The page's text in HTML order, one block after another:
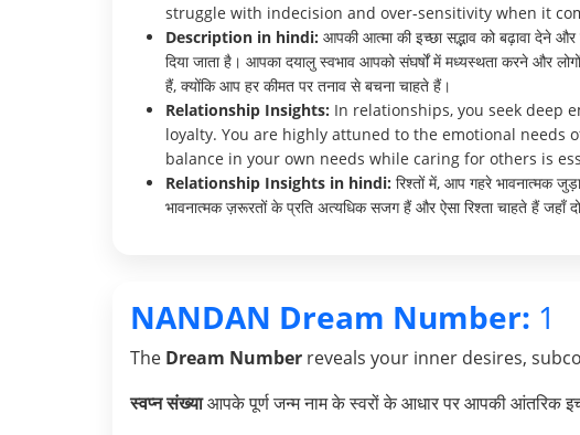
struggle with indecision and over-sensitivity when it
Description in hindi: आपकी आत्मा की इच्छा सद्भाव को बढ़ावा देने
दिया जाता है। आपका दयालु स्वभाव आपको संघर्षों में मध्यस्थता करने और
हैं, क्योंकि आप हर कीमत पर तनाव से बचना चाहते हैं।
Relationship Insights: In relationships, you seek deep
loyalty. You are highly attuned to the emotional
balance in your own needs while caring for others is
Relationship Insights in hindi: रिश्तों में, आप गहरे भावनात्मक
भावनात्मक ज़रूरतों के प्रति अत्यधिक सजग हैं और ऐसा रिश्ता चाहते हैं
NANDAN Dream Number: 1
The Dream Number reveals your inner desires,
स्वप्न संख्याआपके पूर्ण जन्म नाम के स्वरों के आधार पर आपकी आंतरिक